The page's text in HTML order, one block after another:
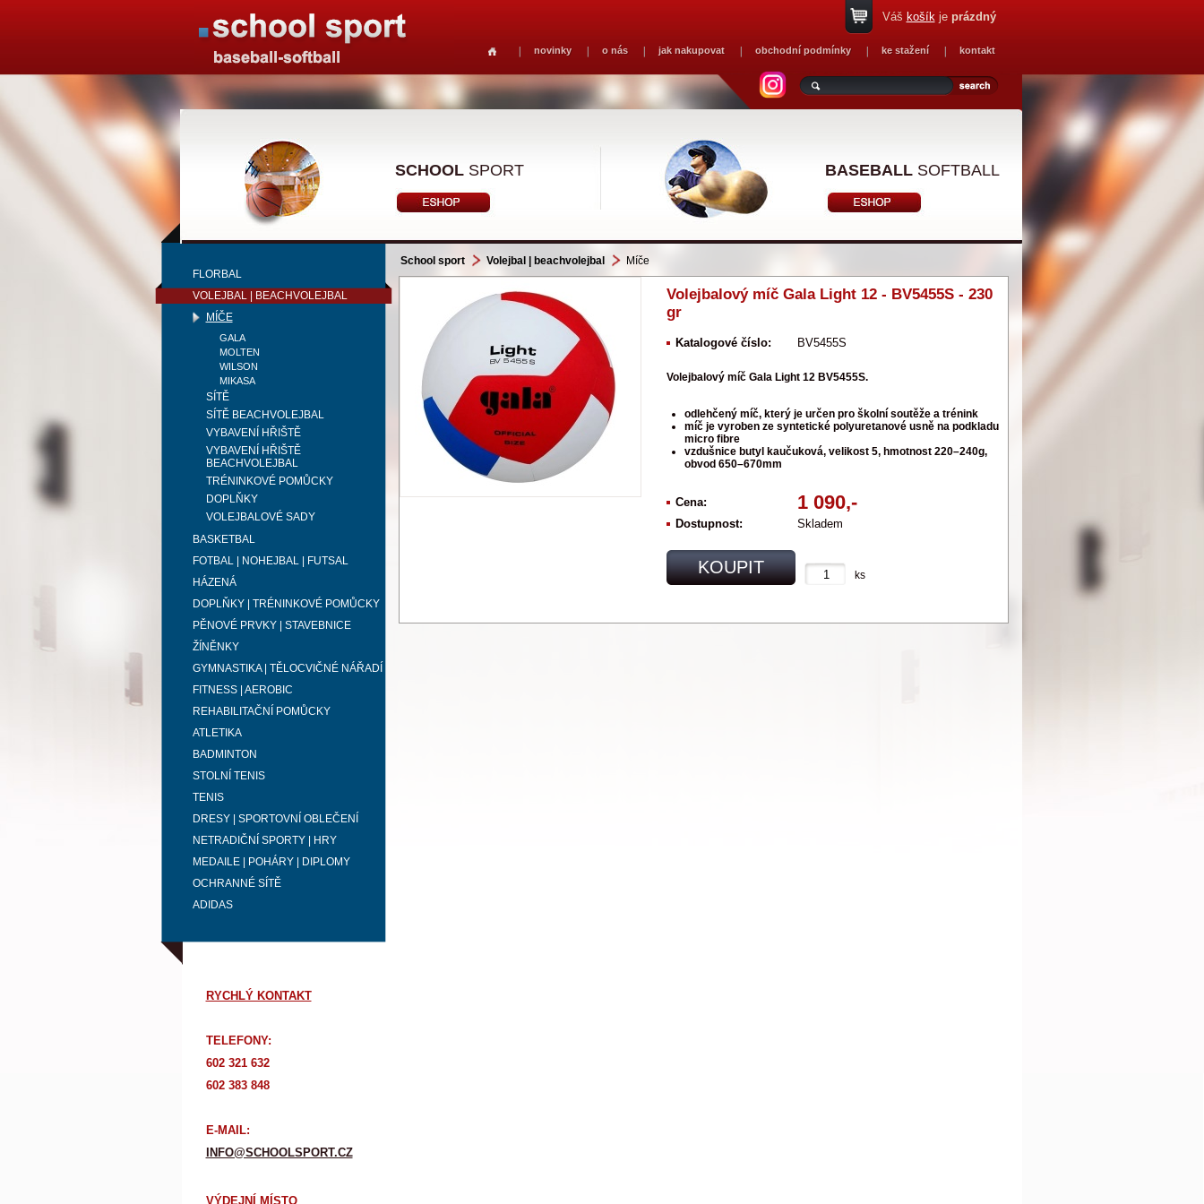
novinky o nás jak nakupovat obchodní podmínky ke stažení kontakt
Váš košíkje prázdný
SCHOOLSPORT BASEBALLSOFTBALL
FLORBAL
VOLEJBAL | BEACHVOLEJBAL
MÍČE
GALA
MOLTEN
WILSON
MIKASA
SÍTĚ
SÍTĚ BEACHVOLEJBAL
VYBAVENÍ HŘIŠTĚ
VYBAVENÍ HŘIŠTĚ
BEACHVOLEJBAL
TRÉNINKOVÉ POMŮCKY
DOPLŇKY
VOLEJBALOVÉ SADY
BASKETBAL
FOTBAL | NOHEJBAL | FUTSAL
HÁZENÁ
DOPLŇKY | TRÉNINKOVÉ POMŮCKY
PĚNOVÉ PRVKY | STAVEBNICE
ŽÍNĚNKY
GYMNASTIKA | TĚLOCVIČNÉ NÁŘADÍ
FITNESS | AEROBIC
REHABILITAČNÍ POMŮCKY
ATLETIKA
BADMINTON
STOLNÍ TENIS
TENIS
DRESY | SPORTOVNÍ OBLEČENÍ
NETRADIČNÍ SPORTY | HRY
MEDAILE | POHÁRY | DIPLOMY
OCHRANNÉ SÍTĚ
ADIDAS
RYCHLÝ KONTAKT
TELEFONY:
602 321 632
602 383 848
E-MAIL:
INFO@SCHOOLSPORT.CZ
VÝDEJNÍ MÍSTO
School sport Volejbal | beachvolejbal Míče
Volejbalový míč Gala Light 12 - BV5455S - 230
gr
Katalogové číslo: BV5455S
Volejbalový míč Gala Light 12 BV5455S.
odlehčený míč, který je určen pro školní soutěže a trénink
míč je vyroben ze syntetické polyuretanové usně na podkladu
micro fibre
vzdušnice butyl kaučuková, velikost 5, hmotnost 220–240g,
obvod 650–670mm
Cena: 1 090,-
Dostupnost: Skladem
KOUPIT ks